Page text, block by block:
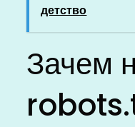
детство
Зачем